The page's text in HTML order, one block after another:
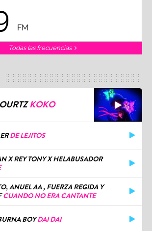
FM
Todas las frecuencias
KOKO
DE LEJITOS
X REY TONY X HELABUSADOR
ANUEL AA , FUERZA REGIDA Y
CUANDO NO ERA CANTANTE
BOYDAI DAI